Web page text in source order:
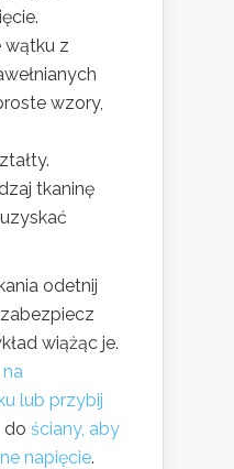
wątku z
wzory,
tkaninę
odetnij
wiążąc je.
lub przybij
do ściany, aby
napięcie.